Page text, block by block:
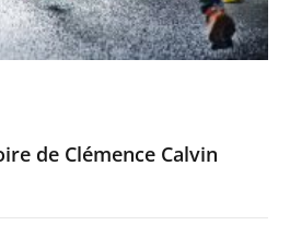
de Clémence Calvin